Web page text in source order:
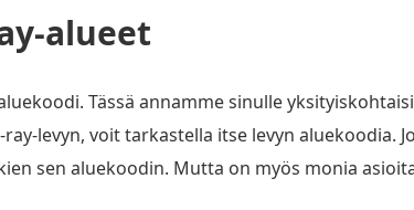
alueet
Tässä annamme sinulle
levyn, voit tarkastella itse levyn aluekoodia.
sen aluekoodin. Mutta on myös monia